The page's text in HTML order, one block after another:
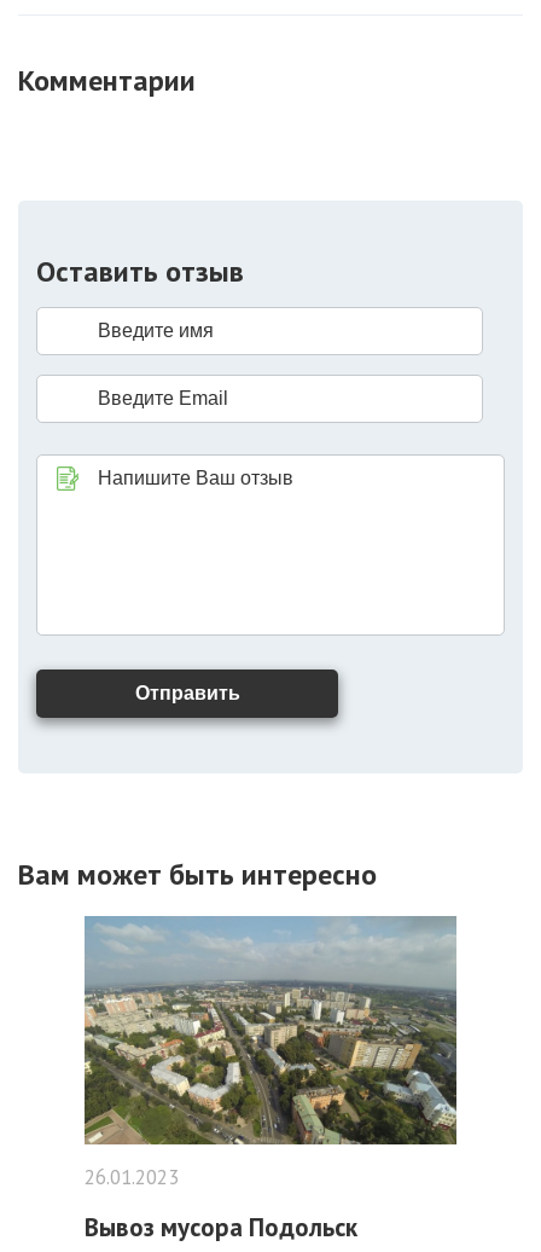
Комментарии
Оставить отзыв
Вам может быть интересно
26.01.2023
Вывоз мусора Подольск